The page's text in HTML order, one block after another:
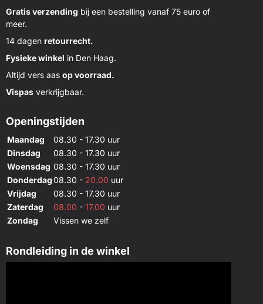
Gratis verzending bij een bestelling vanaf 75 euro of
meer.
14 dagen retourrecht.
Fysieke winkel in Den Haag.
Altijd vers aas op voorraad.
Vispas verkrijgbaar.
Openingstijden
Maandag
08.30 - 17.30 uur
Dinsdag
08.30 - 17.30 uur
Woensdag 08.30 - 17.30 uur
Donderdag08.30 - 20.00 uur
Vrijdag
08.30 - 17.30 uur
Zaterdag
08.00 - 17.00 uur
Zondag
Vissen we zelf
Rondleiding in de winkel